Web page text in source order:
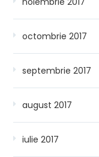
octombrie 2017
septembrie 2017
august 2017
iulie 2017